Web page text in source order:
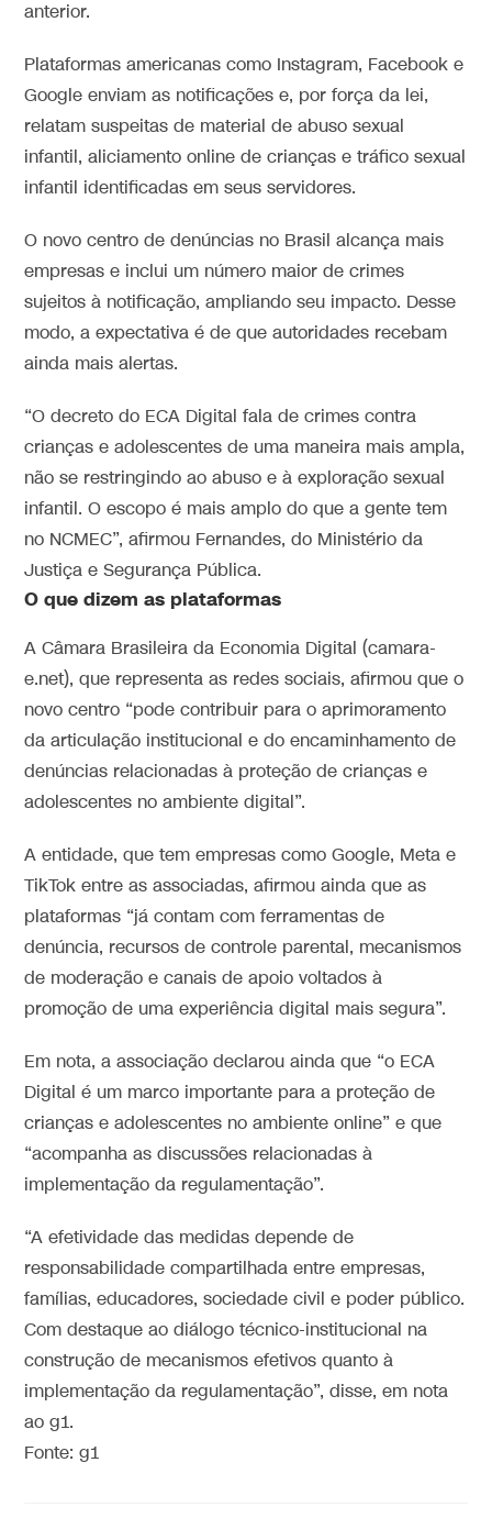
anterior.
Plataformas americanas como Instagram, Facebook e
Google enviam as notificações e, por força da lei,
relatam suspeitas de material de abuso sexual
infantil, aliciamento online de crianças e tráfico sexual
infantil identificadas em seus servidores.
O novo centro de denúncias no Brasil alcança mais
empresas e inclui um número maior de crimes
sujeitos à notificação, ampliando seu impacto. Desse
modo, a expectativa é de que autoridades recebam
ainda mais alertas.
“O decreto do ECA Digital fala de crimes contra
crianças e adolescentes de uma maneira mais ampla,
não se restringindo ao abuso e à exploração sexual
infantil. O escopo é mais amplo do que a gente tem
no NCMEC”, afirmou Fernandes, do Ministério da
Justiça e Segurança Pública.
O que dizem as plataformas
A Câmara Brasileira da Economia Digital (camara-
e.net), que representa as redes sociais, afirmou que o
novo centro “pode contribuir para o aprimoramento
da articulação institucional e do encaminhamento de
denúncias relacionadas à proteção de crianças e
adolescentes no ambiente digital”.
A entidade, que tem empresas como Google, Meta e
TikTok entre as associadas, afirmou ainda que as
plataformas “já contam com ferramentas de
denúncia, recursos de controle parental, mecanismos
de moderação e canais de apoio voltados à
promoção de uma experiência digital mais segura”.
Em nota, a associação declarou ainda que “o ECA
Digital é um marco importante para a proteção de
crianças e adolescentes no ambiente online” e que
“acompanha as discussões relacionadas à
implementação da regulamentação”.
“A efetividade das medidas depende de
responsabilidade compartilhada entre empresas,
famílias, educadores, sociedade civil e poder público.
Com destaque ao diálogo técnico-institucional na
construção de mecanismos efetivos quanto à
implementação da regulamentação”, disse, em nota
ao g1.
Fonte: g1